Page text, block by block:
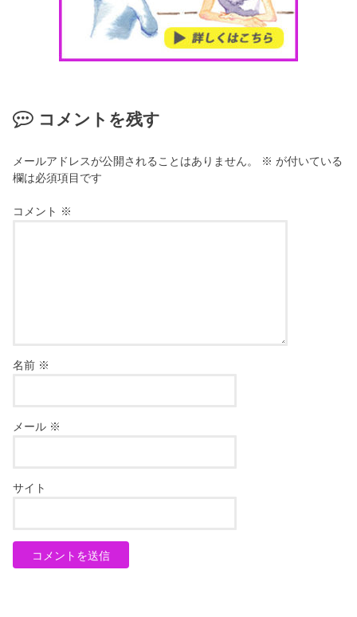
コメントを残す
メールアドレスが公開されることはありません。 ※ が付いている
欄は必須項目です
コメント ※
名前 ※
メール ※
サイト